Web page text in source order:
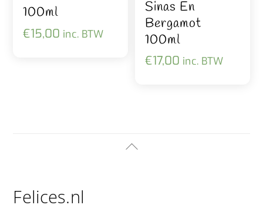
100ml
€15,00 inc. BTW
Sinas En
Bergamot
100ml
€17,00 inc. BTW
Back
Felices.nl